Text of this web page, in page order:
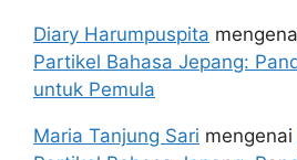
Diary Harumpuspita
Partikel Bahasa Jepang:
untuk Pemula
Maria Tanjung Sari mengenai